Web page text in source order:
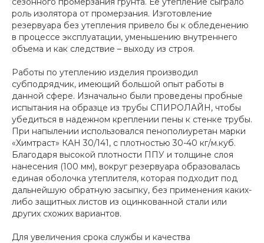
роль изолятора от промерзания. Изготовление
резервуара без утепления привело бы к обледенению
в процессе эксплуатации, уменьшению внутреннего
объема и как следствие – выходу из строя.
Работы по утеплению изделия производил
субподрядчик, имеющий большой опыт работы в
данной сфере. Изначально были проведены пробные
испытания на образце из трубы СПИРОЛАЙН, чтобы
убедиться в надежном креплении пены к стенке трубы.
При напылении использовался пенополиуретан марки
«Химтраст» КАН 30/141, с плотностью 30-40 кг/м.куб.
Благодаря высокой плотности ППУ и толщине слоя
нанесения (100 мм), вокруг резервуара образовалась
единая оболочка утеплителя, которая подходит под
дальнейшую обратную засыпку, без применения каких-
либо защитных листов из оцинкованной стали или
других схожих вариантов.
Для увеличения срока службы и качества